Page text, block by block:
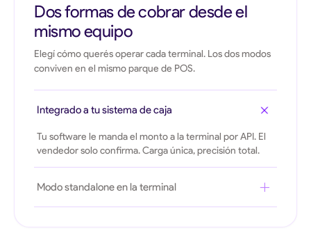
Dos formas de cobrar desde el
mismo equipo
Elegí cómo querés operar cada terminal. Los dos modos
conviven en el mismo parque de POS.
Integrado a tu sistema de caja
Tu software le manda el monto a la terminal por API. El
vendedor solo confirma. Carga única, precisión total.
Modo standalone en la terminal
operaciones que todavía manejan caja por separado del